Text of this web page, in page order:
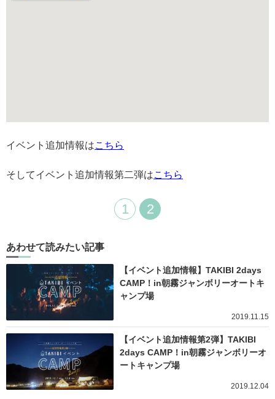
イベント追加情報はこちら
そしてイベント追加情報第二弾はこちら
1 2
あわせて読みたい記事
【イベント追加情報】TAKIBI 2days
CAMP！in朝霧ジャンボリーオートキ
ャンプ場
2019.11.15
【イベント追加情報第2弾】TAKIBI
2days CAMP！in朝霧ジャンボリーオ
ートキャンプ場
2019.12.04